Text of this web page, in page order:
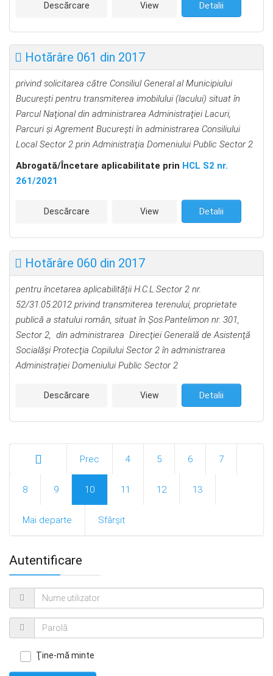
Descărcare View Detalii
Hotărâre 061 din 2017
privind solicitarea către Consiliul General al Municipiului
Bucureşti pentru transmiterea imobilului (lacului) situat în
Parcul Naţional din administrarea Administraţiei Lacuri,
Parcuri şi Agrement Bucureşti în administrarea Consiliului
Local Sector 2 prin Administraţia Domeniului Public Sector 2
Abrogată/Încetare aplicabilitate prin HCL S2 nr.
261/2021
Descărcare View Detalii
Hotărâre 060 din 2017
pentru încetarea aplicabilității H.C.L.Sector 2 nr.
52/31.05.2012 privind transmiterea terenului, proprietate
publică a statului român, situat în Șos.Pantelimon nr. 301,
Sector 2, din administrarea Direcţiei Generală de Asistenţă
Socialăşi Protecţia Copilului Sector 2 în administrarea
Administrației Domeniului Public Sector 2
Descărcare View Detalii
Prec 4 5 6 7
8 9 10 11 12 13
Mai departe Sfârșit
Autentificare
Ţine-mă minte